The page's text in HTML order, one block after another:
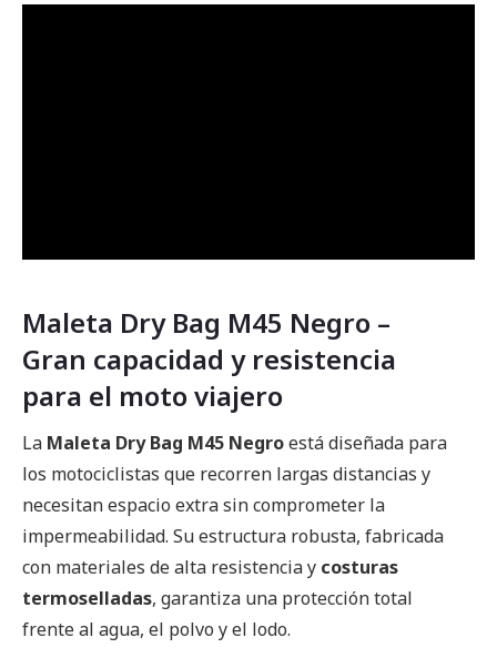
Maleta Dry Bag M45 Negro –
Gran capacidad y resistencia
para el moto viajero
La Maleta Dry Bag M45 Negroestá diseñada para
los motociclistas que recorren largas distancias y
necesitan espacio extra sin comprometer la
impermeabilidad. Su estructura robusta, fabricada
con materiales de alta resistencia y costuras
termoselladas, garantiza una protección total
frente al agua, el polvo y el lodo.